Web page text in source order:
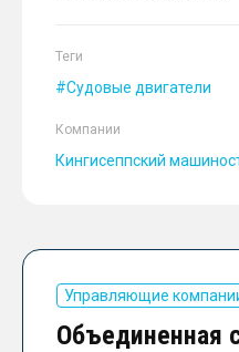
Теги
Судовые двигатели
Компании
Кингисеппский
Управляющие
Объединенная